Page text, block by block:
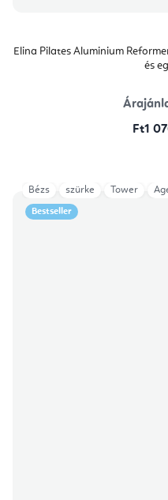
Elina Pilates Aluminium
és
Ft1
Bestseller
Bézs szürke Tower